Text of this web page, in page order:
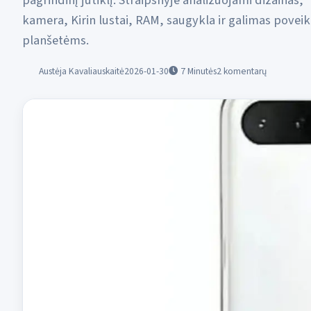
kamera, Kirin lustai, RAM, saugykla ir galimas
planšetėms.
Austėja Kavaliauskaitė2026-01-30 7Minutės2 komentarų